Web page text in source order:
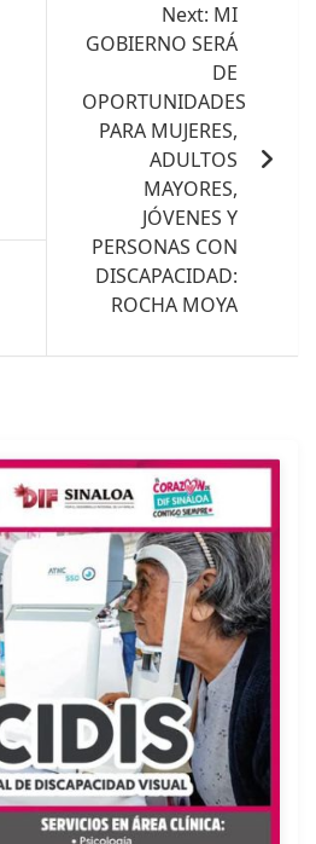
Next: MI
GOBIERNO SERÁ
DE
OPORTUNIDADES
PARA MUJERES,
ADULTOS
MAYORES,
JÓVENES Y
PERSONAS CON
DISCAPACIDAD:
ROCHA MOYA